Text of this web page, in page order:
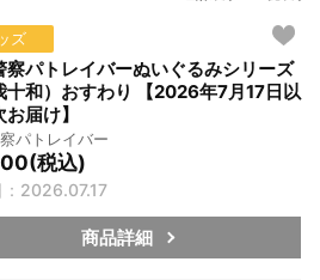
ズ
察パトレイバーぬいぐるみシリーズ
十和）おすわり 【2026年7月17日以
届け】
パトレイバー
税込)
：2026.07.17
商品詳細